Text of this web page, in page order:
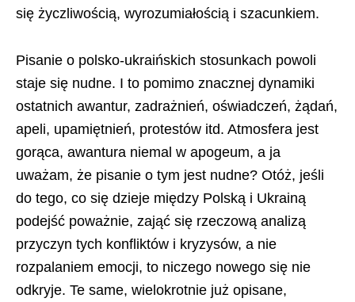
się życzliwością, wyrozumiałością i szacunkiem.
Pisanie o polsko-ukraińskich stosunkach powoli
staje się nudne. I to pomimo znacznej dynamiki
ostatnich awantur, zadrażnień, oświadczeń, żądań,
apeli, upamiętnień, protestów itd. Atmosfera jest
gorąca, awantura niemal w apogeum, a ja
uważam, że pisanie o tym jest nudne? Otóż, jeśli
do tego, co się dzieje między Polską i Ukrainą
podejść poważnie, zająć się rzeczową analizą
przyczyn tych konfliktów i kryzysów, a nie
rozpalaniem emocji, to niczego nowego się nie
odkryje. Te same, wielokrotnie już opisane,